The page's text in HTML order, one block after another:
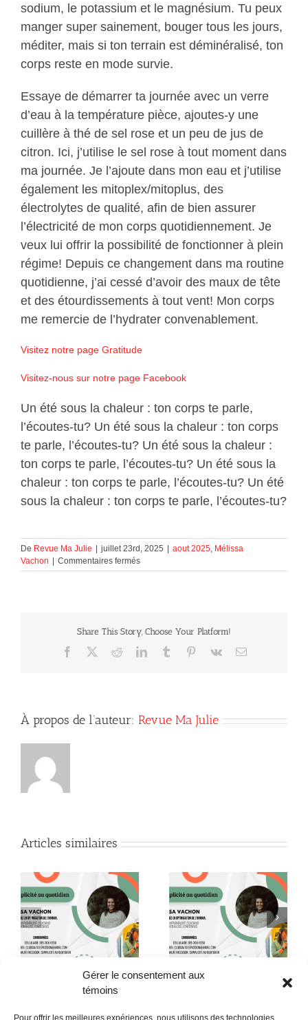
Gérer le consentement aux
témoins
Pour offrir les meilleures expériences, nous utilisons des technologies
sodium, le potassium et le magnésium. Tu peux
manger super sainement, bouger tous les jours,
méditer, mais si ton terrain est déminéralisé, ton
corps reste en mode survie.
Essaye de démarrer ta journée avec un verre
d’eau à la température pièce, ajoutes-y une
cuillère à thé de sel rose et un peu de jus de
citron. Ici, j’utilise le sel rose à tout moment dans
ma journée. Je l’ajoute dans mon eau et j’utilise
également les mitoplex/mitoplus, des
électrolytes de qualité, afin de bien assurer
l’électricité de mon corps quotidiennement. Je
veux lui offrir la possibilité de fonctionner à plein
régime! Depuis ce changement dans ma routine
quotidienne, j’ai cessé d’avoir des maux de tête
et des étourdissements à tout vent! Mon corps
me remercie de l’hydrater convenablement.
Visitez notre page Gratitude
Visitez-nous sur notre page Facebook
Un été sous la chaleur : ton corps te parle,
l’écoutes-tu? Un été sous la chaleur : ton corps
te parle, l’écoutes-tu? Un été sous la chaleur :
ton corps te parle, l’écoutes-tu? Un été sous la
chaleur : ton corps te parle, l’écoutes-tu? Un été
sous la chaleur : ton corps te parle, l’écoutes-tu?
De Revue Ma Julie | juillet 23rd, 2025 | aout 2025 Mélissa
Vachon | Commentaires ferméssur
Un
:
corps
Share This Story, Choose Your Platform!
Facebook RedditLinkedInTumblr Pinterest
Vk Courriel
À propos de l’auteur: Revue Ma Julie
Articles similaires
Le cycle féminin
Ozempic : l’illusion
qu’on a choisie!